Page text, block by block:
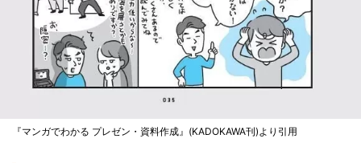
『マンガでわかる プレゼン・資料作成』(KADOKAWA刊)より引用